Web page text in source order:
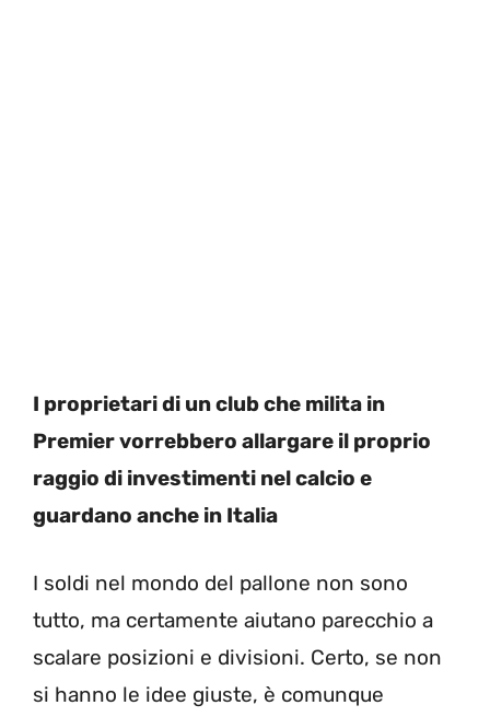
I proprietari di un club che milita in
Premier vorrebbero allargare il proprio
raggio di investimenti nel calcio e
guardano anche in Italia
I soldi nel mondo del pallone non sono
tutto, ma certamente aiutano parecchio a
scalare posizioni e divisioni. Certo, se non
si hanno le idee giuste, è comunque